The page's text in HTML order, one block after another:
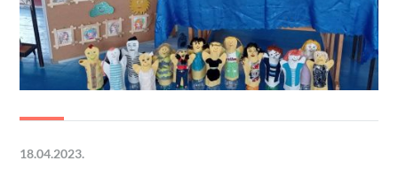
18.04.2023.